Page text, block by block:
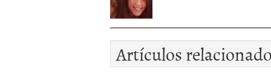
Artículos